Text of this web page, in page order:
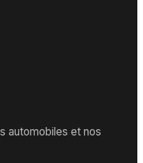
automobiles et nos